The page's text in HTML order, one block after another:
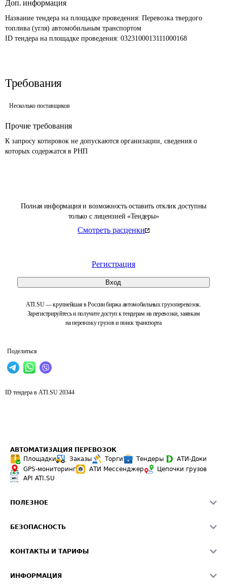
Полная информация и возможность оставить отклик доступны
только с лицензией «Тендеры»
Смотреть расценки
Регистрация
Вход
ATI.SU — крупнейшая в России биржа автомобильных грузоперевозок.
Зарегистрируйтесь и получите доступ к тендерам на перевозки, заявкам
на перевозку грузов и поиск транспорта
Поделиться
Доп. информация
Название тендера на площадке проведения: Перевозка твердого
топлива (угля) автомобильным транспортом
ID тендера на площадке проведения: 0323100013111000168
Требования
Несколько поставщиков
Прочие требования
К запросу котировок не допускаются организации, сведения о
которых содержатся в РНП
ID тендера в ATI.SU 20344
АВТОМАТИЗАЦИЯ ПЕРЕВОЗОК
Площадки
Заказы Торги Тендеры
АТИ-Доки
GPS-мониторинг
АТИ Мессенджер
Цепочки грузов
API ATI.SU
ПОЛЕЗНОЕ
Звезды ATI.SU на вашем сайте
Средние ставки
БЕЗОПАСНОСТЬ
Светофор+
КОНТАКТЫ И ТАРИФЫ
ИНФОРМАЦИЯ